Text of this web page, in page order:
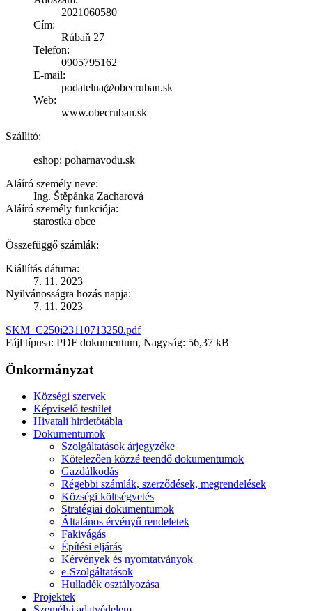
2021060580
Cím:
Rúbaň 27
Telefon:
0905795162
E-mail:
podatelna@obecruban.sk
Web:
www.obecruban.sk
Szállító:
eshop: poharnavodu.sk
Aláíró személy neve:
Ing. Štěpánka Zacharová
Aláíró személy funkciója:
starostka obce
Összefüggő számlák:
Kiállítás dátuma:
7. 11. 2023
Nyilvánosságra hozás napja:
7. 11. 2023
SKM_C250i23110713250.pdf
Fájl típusa: PDF dokumentum, Nagyság: 56,37 kB
Önkormányzat
Községi szervek
Képviselő testület
Hivatali hirdetőtábla
Dokumentumok
Szolgáltatások árjegyzéke
Kötelezően közzé teendő dokumentumok
Gazdálkodás
Régebbi számlák, szerződések, megrendelések
Községi költségvetés
Stratégiai dokumentumok
Általános érvényű rendeletek
Fakivágás
Építési eljárás
Kérvények és nyomtatványok
e-Szolgáltatások
Hulladék osztályozása
Projektek